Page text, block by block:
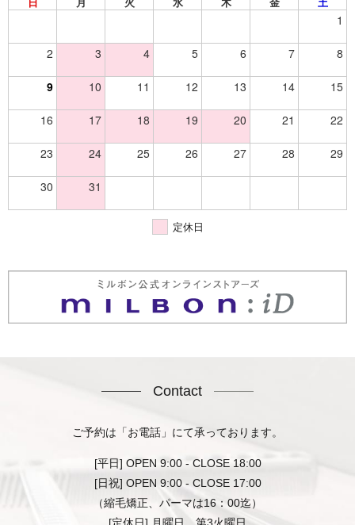
1
2 3 4 5 6 7 8
9 10 11 12 13 14 15
16 17 18 19 20 21 22
23 24 25 26 27 28 29
30 31
定休日
Contact
ご予約は「お電話」にて承っております。
[平日] OPEN 9:00 - CLOSE 18:00
[日祝] OPEN 9:00 - CLOSE 17:00
（縮毛矯正、パーマは16：00迄）
[定休日] 月曜日、第3火曜日